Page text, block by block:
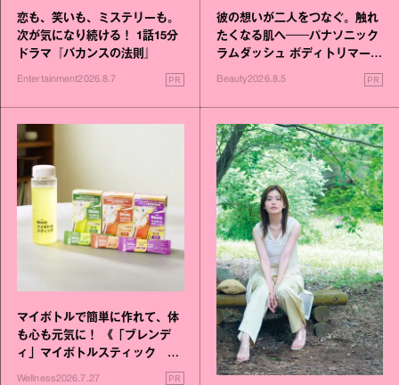
恋も、笑いも、ミステリーも。
次が気になり続ける！ 1話15分
ドラマ『バカンスの法則』
Entertainment2026.8.7 PR
彼の想いが二人をつなぐ。触れ
たくなる肌へ──パナソニック
ラムダッシュ ボディトリマーが
Beauty2026.8.5 PR
マイボトルで簡単に作れて、体
も心も元気に！ 《「ブレンデ
ィ」マイボトルスティック い
いこと毎日》シリーズが誕生
Wellness2026.7.27 PR